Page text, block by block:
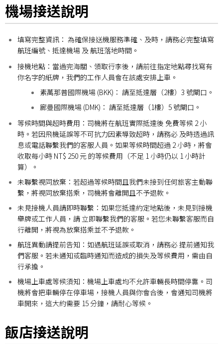
機場接送說明
填寫完整資訊： 為確保接送機服務準確、及時，請務必完整填寫
航班編號、抵達機場 及 航班落地時間。
接機地點： 當過完海關、領取行李後，請前往指定地點尋找寫有
你名字的紙牌，我們的工作人員會在該處安排上車。
素萬那普國際機場 (BKK)： 請至抵達層（2樓）3 號閘口。
廊曼國際機場 (DMK)： 請至抵達層（1樓）5 號閘口。
等候時間與超時費用： 司機將在航班實際抵達後 免費等候 2 小
時。 若因飛機延誤等不可抗力因素導致超時，請務必 及時透過訊
息或電話聯繫我們的客服人員。如果等候時間超過 2 小時，將會
收取每小時 NT$ 250 元 的等候費用（不足 1 小時仍以 1 小時計
算）。
未聯繫視同放棄： 若超過等候時間且我們未接到任何旅客主動聯
繫，將視同放棄搭乘，司機將會離開且不予退款。
未見接機人員請即時聯繫： 如果您抵達約定地點後，未見到接機
舉牌或工作人員，請 立即聯繫我們的客服。若您未聯繫客服而自
行離開，將視為放棄搭乘並不予退款。
航班異動請提前告知： 如遇航班延誤或取消，請務必 提前通知我
們客服。若未通知或臨時通知而造成的損失及等候費用，需由自
行承擔。
機場上車處等候須知： 機場上車處均不允許車輛長時間停靠。司
機將會把車輛停在停車場，接機人員與你會合後，會通知司機將
車開來，這大約需要 15 分鐘，請耐心等候。
飯店接送說明